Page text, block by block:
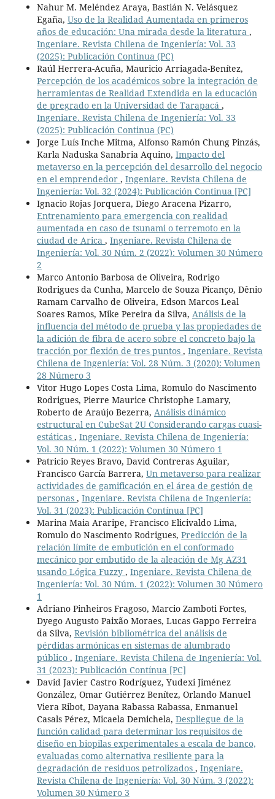
Nahur M. Meléndez Araya, Bastián N. Velásquez
Egaña, Uso de la Realidad Aumentada en primeros
años de educación: Una mirada desde la literatura ,
Ingeniare. Revista Chilena de Ingeniería: Vol. 33
(2025): Publicación Continua (PC)
Raúl Herrera-Acuña, Mauricio Arriagada-Benítez,
Percepción de los académicos sobre la integración de
herramientas de Realidad Extendida en la educación
de pregrado en la Universidad de Tarapacá ,
Ingeniare. Revista Chilena de Ingeniería: Vol. 33
(2025): Publicación Continua (PC)
Jorge Luís Inche Mitma, Alfonso Ramón Chung Pinzás,
Karla Naduska Sanabria Aquino, Impacto del
metaverso en la percepción del desarrollo del negocio
en el emprendedor , Ingeniare. Revista Chilena de
Ingeniería: Vol. 32 (2024): Publicación Continua [PC]
Ignacio Rojas Jorquera, Diego Aracena Pizarro,
Entrenamiento para emergencia con realidad
aumentada en caso de tsunami o terremoto en la
ciudad de Arica , Ingeniare. Revista Chilena de
Ingeniería: Vol. 30 Núm. 2 (2022): Volumen 30 Número
2
Marco Antonio Barbosa de Oliveira, Rodrigo
Rodrigues da Cunha, Marcelo de Souza Picanço, Dênio
Ramam Carvalho de Oliveira, Edson Marcos Leal
Soares Ramos, Mike Pereira da Silva, Análisis de la
influencia del método de prueba y las propiedades de
la adición de fibra de acero sobre el concreto bajo la
tracción por flexión de tres puntos , Ingeniare. Revista
Chilena de Ingeniería: Vol. 28 Núm. 3 (2020): Volumen
28 Número 3
Vitor Hugo Lopes Costa Lima, Romulo do Nascimento
Rodrigues, Pierre Maurice Christophe Lamary,
Roberto de Araújo Bezerra, Análisis dinámico
estructural en CubeSat 2U Considerando cargas cuasi-
estáticas , Ingeniare. Revista Chilena de Ingeniería:
Vol. 30 Núm. 1 (2022): Volumen 30 Número 1
Patricio Reyes Bravo, David Contreras Aguilar,
Francisco García Barrera, Un metaverso para realizar
actividades de gamificación en el área de gestión de
personas , Ingeniare. Revista Chilena de Ingeniería:
Vol. 31 (2023): Publicación Contínua [PC]
Marina Maia Araripe, Francisco Elicivaldo Lima,
Romulo do Nascimento Rodrigues, Predicción de la
relación límite de embutición en el conformado
mecánico por embutido de la aleación de Mg AZ31
usando Lógica Fuzzy , Ingeniare. Revista Chilena de
Ingeniería: Vol. 30 Núm. 1 (2022): Volumen 30 Número
1
Adriano Pinheiros Fragoso, Marcio Zamboti Fortes,
Dyego Augusto Paixão Moraes, Lucas Gappo Ferreira
da Silva, Revisión bibliométrica del análisis de
pérdidas armónicas en sistemas de alumbrado
público , Ingeniare. Revista Chilena de Ingeniería: Vol.
31 (2023): Publicación Contínua [PC]
David Javier Castro Rodríguez, Yudexi Jiménez
González, Omar Gutiérrez Benítez, Orlando Manuel
Viera Ribot, Dayana Rabassa Rabassa, Enmanuel
Casals Pérez, Micaela Demichela, Despliegue de la
función calidad para determinar los requisitos de
diseño en biopilas experimentales a escala de banco,
evaluadas como alternativa resiliente para la
degradación de residuos petrolizados , Ingeniare.
Revista Chilena de Ingeniería: Vol. 30 Núm. 3 (2022):
Volumen 30 Número 3